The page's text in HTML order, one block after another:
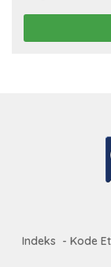
Indeks Kode